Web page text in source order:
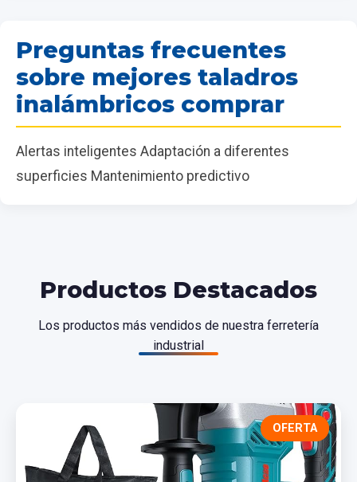
Preguntas frecuentes
sobre mejores taladros
inalámbricos comprar
Alertas inteligentes Adaptación a diferentes
superficies Mantenimiento predictivo
Productos Destacados
Los productos más vendidos de nuestra ferretería
industrial
OFERTA